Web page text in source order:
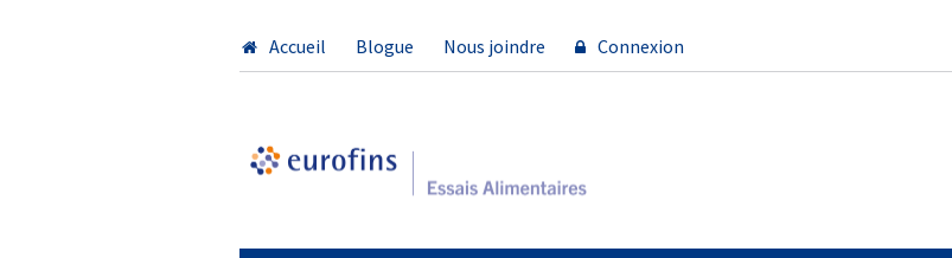
Accueil Blogue Nous joindre Connexion